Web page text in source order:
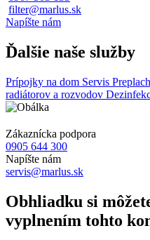
filter@marlus.sk
Napíšte nám
Ďalšie naše služby
Prípojky na dom Servis
radiátorov a rozvodov
Zákaznícka podpora
0905 644 300
Napíšte nám
servis@marlus.sk
Obhliadku si
vyplnením tohto